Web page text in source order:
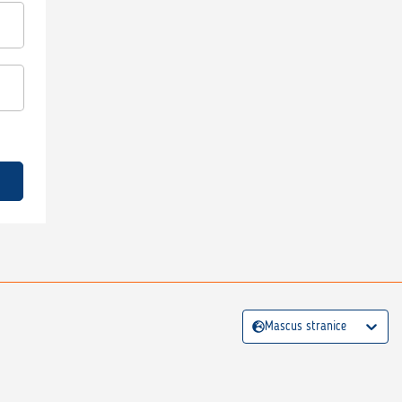
Mascus stranice